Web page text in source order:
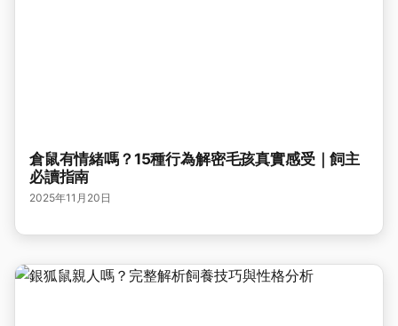
倉鼠有情緒嗎？15種行為解密毛孩真實感受｜飼主
必讀指南
2025年11月20日